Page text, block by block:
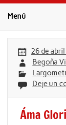
Menú
26 de
Begoña
Deje un
Áma